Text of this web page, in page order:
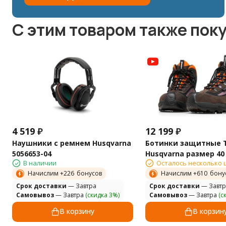
C этим товаром также
4 519 ₽
Наушники с ремнем Husqvarna
5056653-04
В наличии
Начислим +226 бонусов
Cрок доставки — Завтра
Самовывоз— Завтра (скидка 3%)
В корзину
12 199 ₽
Ботинки защитные
Husqvarna размер 40
Осталось несколько
Начислим +610
Cрок доставки —
Самовывоз— Завтра
В